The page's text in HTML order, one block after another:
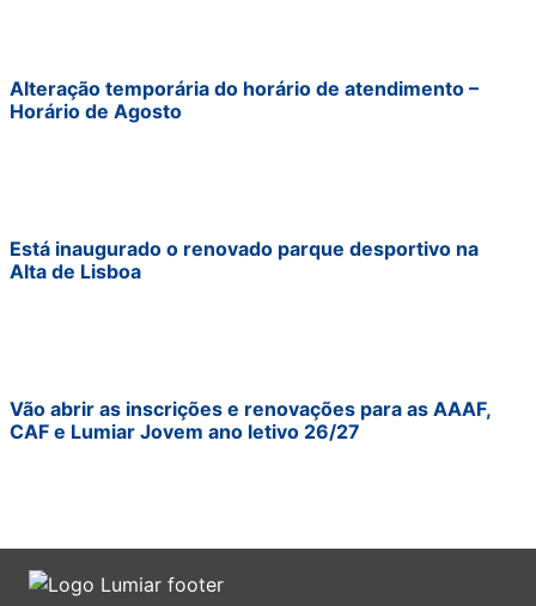
Alteração temporária do horário de atendimento –
Horário de Agosto
Está inaugurado o renovado parque desportivo na
Alta de Lisboa
Vão abrir as inscrições e renovações para as AAAF,
CAF e Lumiar Jovem ano letivo 26/27